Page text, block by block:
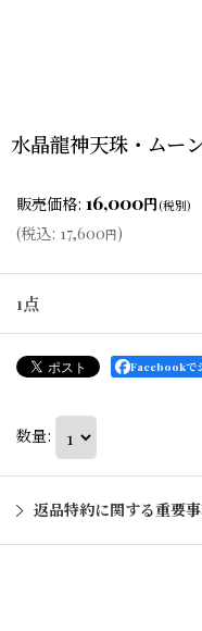
水晶龍神天珠・ムー
販売価格: 16,000円(税別)
(税込: 17,600円)
1点
Facebookで
数量:
返品特約に関する重要